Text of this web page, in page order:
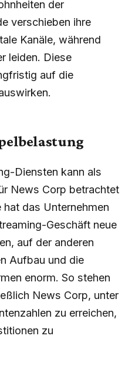
der
verschieben ihre
Kanäle, während
leiden. Diese
auf die
Diensten kann als
News Corp betrachtet
das Unternehmen
Geschäft neue
auf der anderen
Aufbau und die
enorm. So stehen
News Corp, unter
zu erreichen,
zu